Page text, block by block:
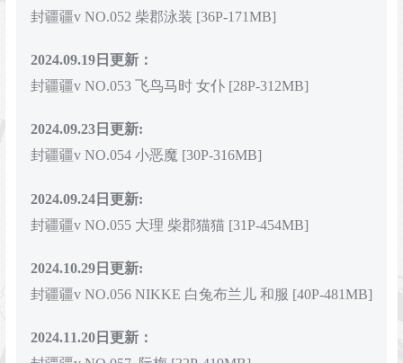
封疆疆v NO.052 柴郡泳装 [36P-171MB]
2024.09.19日更新：
封疆疆v NO.053 飞鸟马时 女仆 [28P-312MB]
2024.09.23日更新:
封疆疆v NO.054 小恶魔 [30P-316MB]
2024.09.24日更新:
封疆疆v NO.055 大理 柴郡猫猫 [31P-454MB]
2024.10.29日更新:
封疆疆v NO.056 NIKKE 白兔布兰儿 和服 [40P-481MB]
2024.11.20日更新：